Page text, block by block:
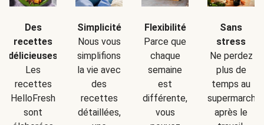
Des
recettes
délicieuses
Les
recettes
HelloFresh
sont
Simplicité
Nous vous
simplifions
la vie avec
des
recettes
détaillées,
Flexibilité
Parce que
chaque
semaine
est
différente,
vous
Sans
stress
Ne perdez
plus de
temps au
supermarché
après le